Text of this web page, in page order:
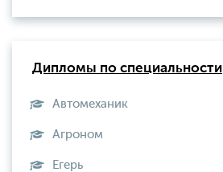
Дипломы по специальности
Автомеханик
Агроном
Егерь